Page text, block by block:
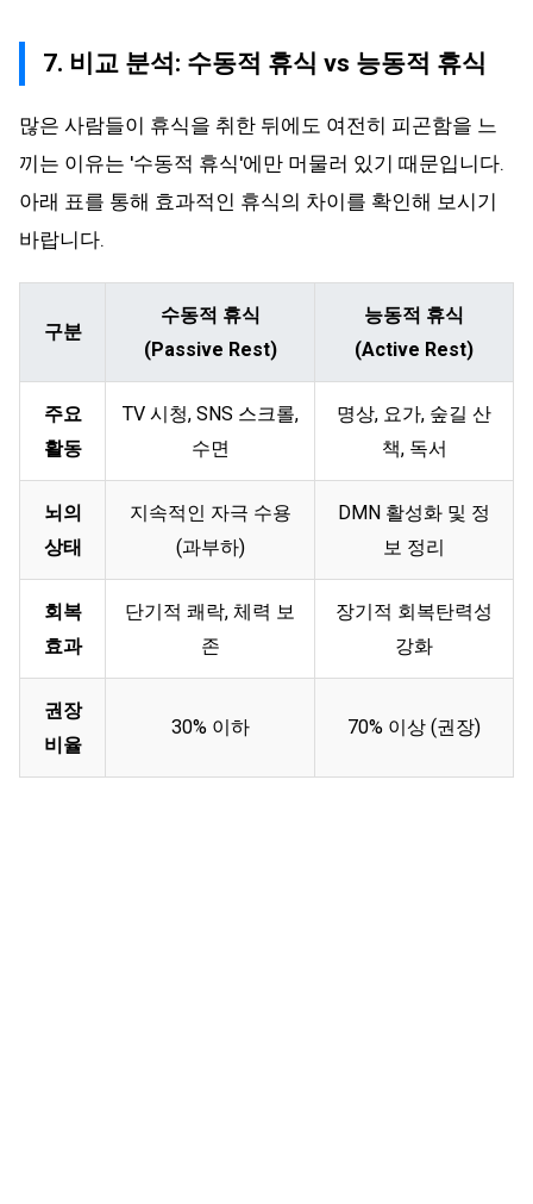
7. 비교 분석: 수동적 휴식 vs 능동적 휴식
많은 사람들이 휴식을 취한 뒤에도 여전히 피곤함을 느
끼는 이유는 '수동적 휴식'에만 머물러 있기 때문입니다.
아래 표를 통해 효과적인 휴식의 차이를 확인해 보시기
바랍니다.
구분
수동적 휴식
(Passive Rest)
능동적 휴식
(Active Rest)
주요
활동
TV 시청, SNS 스크롤,
수면
명상, 요가, 숲길 산
책, 독서
뇌의
상태
지속적인 자극 수용
(과부하)
DMN 활성화 및 정
보 정리
회복
효과
단기적 쾌락, 체력 보
존
장기적 회복탄력성
강화
권장
비율
30% 이하 70% 이상 (권장)